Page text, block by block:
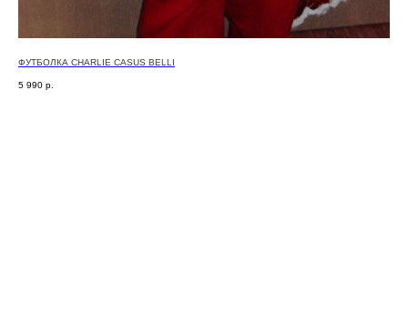
ФУТБОЛКА CHARLIE СASUS BELLI
5 990 р.